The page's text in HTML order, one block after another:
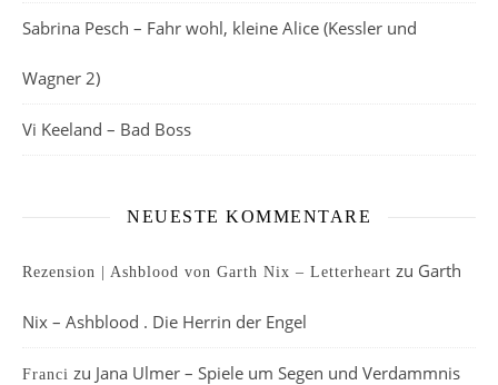
Sabrina Pesch – Fahr wohl, kleine Alice (Kessler und
Wagner 2)
Vi Keeland – Bad Boss
NEUESTE KOMMENTARE
Rezension | Ashblood von Garth Nix – Letterheart zu Garth
Nix – Ashblood . Die Herrin der Engel
Franci zu Jana Ulmer – Spiele um Segen und Verdammnis